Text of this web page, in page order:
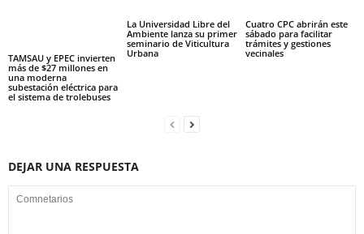
TAMSAU y EPEC invierten
más de $27 millones en
una moderna
subestación eléctrica para
el sistema de trolebuses
La Universidad Libre del
Ambiente lanza su primer
seminario de Viticultura
Urbana
Cuatro CPC abrirán este
sábado para facilitar
trámites y gestiones
vecinales
DEJAR UNA RESPUESTA